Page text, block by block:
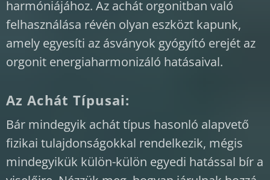
harmóniájához. Az achát orgonitban való
felhasználása révén olyan eszközt kapunk,
amely egyesíti az ásványok gyógyító erejét az
orgonit energiaharmonizáló hatásaival.
Az Achát Típusai:
Bár mindegyik achát típus hasonló alapvető
fizikai tulajdonságokkal rendelkezik, mégis
mindegyikük külön-külön egyedi hatással bír a